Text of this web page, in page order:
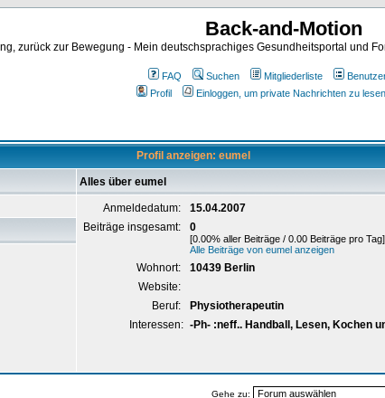
Back-and-Motion
zurück zur Bewegung - Mein deutschsprachiges Gesundheitsportal und
FAQ Suchen Mitgliederliste
Profil
Einloggen, um private Nachrichten zu lesen
Profil anzeigen: eumel
Alles über eumel
Anmeldedatum:
15.04.2007
Beiträge insgesamt:
0
[0.00% aller Beiträge / 0.00 Beiträge pro Tag]
Alle Beiträge von eumel anzeigen
Wohnort:
10439 Berlin
Website:
Beruf:
Physiotherapeutin
Interessen: -Ph- :neff.. Handball, Lesen, Kochen
Gehe zu: